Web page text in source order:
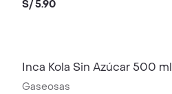
S/ 5.90
Inca Kola Sin Azúcar 500 ml
Gaseosas